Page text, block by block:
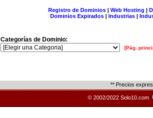
Registro de Dominios| Web Hosting |
Dominios Expirados | Industrias |
Categorías de Dominio:
[Pág.
** Precios
© 2002/2022 Solo10.com